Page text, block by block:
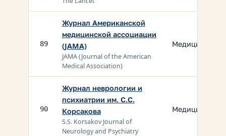
89
Журнал Американской
медицинской ассоциации
(JAMA)
JAMA (Journal of the American
Medical Association)
Медицина
90
Журнал неврологии и
психиатрии им. С.С.
Корсакова
S.S. Korsakov Journal of
Neurology and Psychiatry
Медицина